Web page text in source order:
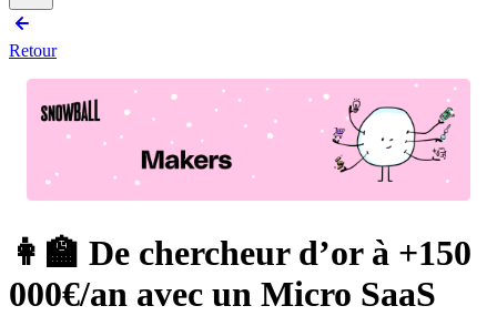
Retour
👩‍🏫 De chercheur d’or à +150
000€/an avec un Micro SaaS